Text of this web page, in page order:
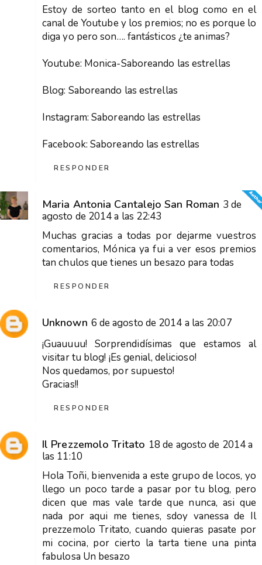
Estoy de sorteo tanto en el blog como en el
canal de Youtube y los premios; no es porque lo
diga yo pero son…. fantásticos ¿te animas?
Youtube: Monica-Saboreando las estrellas
Blog: Saboreando las estrellas
Instagram:Saboreando las estrellas
Facebook: Saboreando las estrellas
RESPONDER
Maria Antonia Cantalejo San Roman 3 de
agosto de 2014 a las 22:43
Muchas gracias a todas por dejarme vuestros
comentarios, Mónica ya fui a ver esos premios
tan chulos que tienes un besazo para todas
RESPONDER
Unknown 6 de agosto de 2014 a las 20:07
¡Guauuuu! Sorprendidísimas que estamos al
visitar tu blog! ¡Es genial, delicioso!
Nos quedamos, por supuesto!
Gracias!!
RESPONDER
Il Prezzemolo Tritato 18 de agosto de 2014 a
las 11:10
Hola Toñi, bienvenida a este grupo de locos, yo
llego un poco tarde a pasar por tu blog, pero
dicen que mas vale tarde que nunca, asi que
nada por aqui me tienes, sdoy vanessa de Il
prezzemolo Tritato, cuando quieras pasate por
mi cocina, por cierto la tarta tiene una pinta
fabulosa Un besazo